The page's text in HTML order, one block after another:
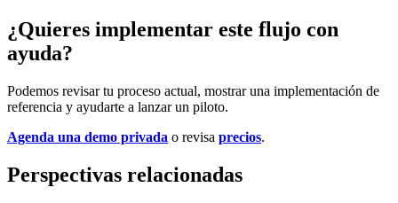
¿Quieres implementar este flujo con
ayuda?
Podemos revisar tu proceso actual, mostrar una implementación de
referencia y ayudarte a lanzar un piloto.
Agenda una demo privada o revisa precios.
Perspectivas relacionadas